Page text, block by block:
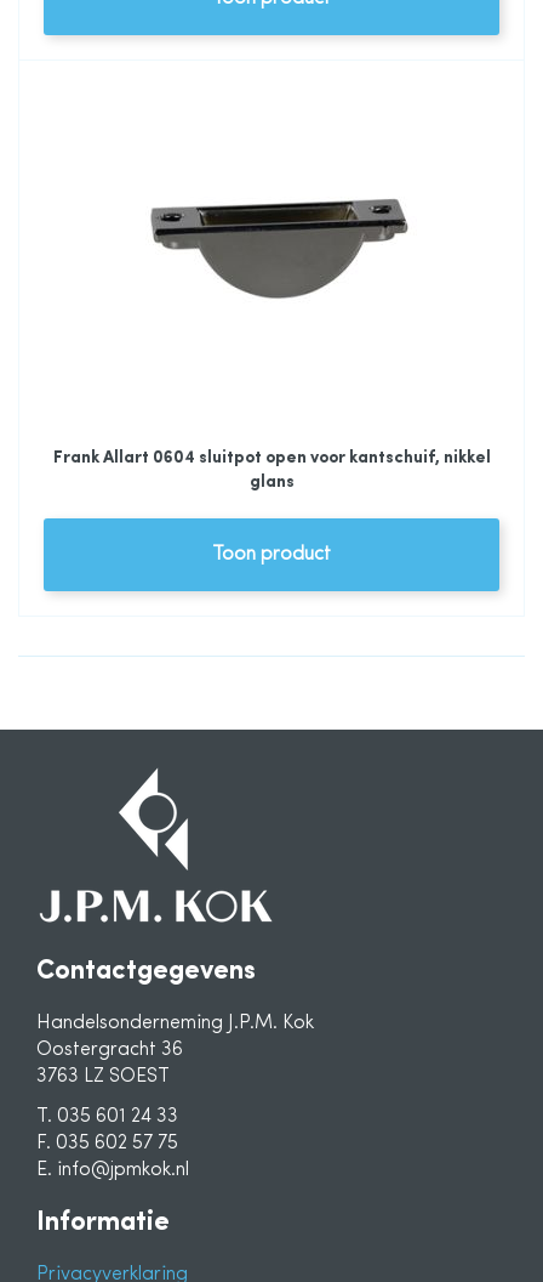
Frank Allart 0604 sluitpot open voor kantschuif, nikkel
glans
Toon product
Contactgegevens
Handelsonderneming J.P.M. Kok
Oostergracht 36
3763 LZ SOEST
T. 035 601 24 33
F. 035 602 57 75
E. info@jpmkok.nl
Informatie
Privacyverklaring